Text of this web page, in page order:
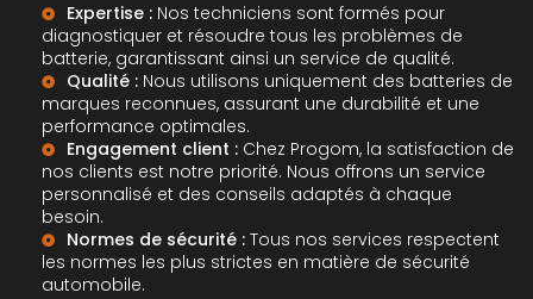
Expertise : Nos techniciens sont formés pour
diagnostiquer et résoudre tous les problèmes de
batterie, garantissant ainsi un service de qualité.
Qualité : Nous utilisons uniquement des batteries de
marques reconnues, assurant une durabilité et une
performance optimales.
Engagement client : Chez Progom, la satisfaction de
nos clients est notre priorité. Nous offrons un service
personnalisé et des conseils adaptés à chaque
besoin.
Normes de sécurité : Tous nos services respectent
les normes les plus strictes en matière de sécurité
automobile.